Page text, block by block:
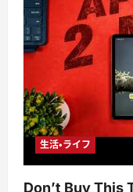
生活・ライフ
Don’t Buy This